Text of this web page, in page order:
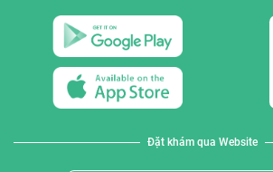
Đặt khám qua Website